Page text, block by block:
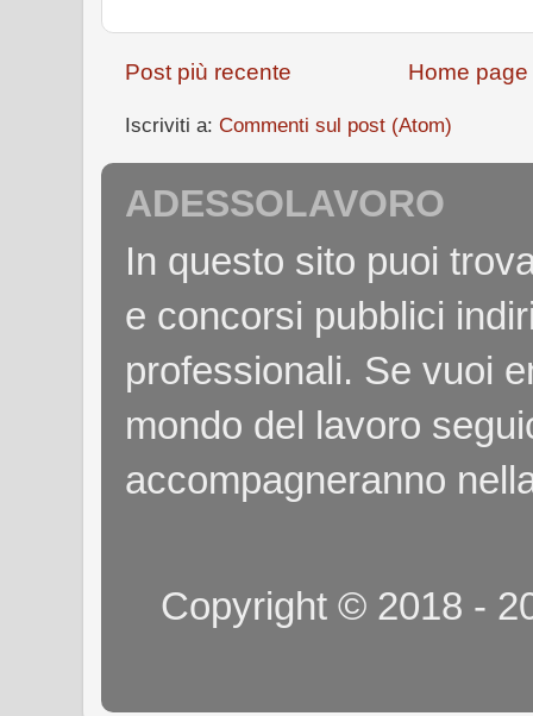
Post più recente Home page
Iscriviti a: Commenti sul post (Atom)
ADESSOLAVORO
In questo sito puoi
e concorsi pubblici
professionali. Se vuoi
mondo del lavoro
accompagneranno
Copyright © 2018 -